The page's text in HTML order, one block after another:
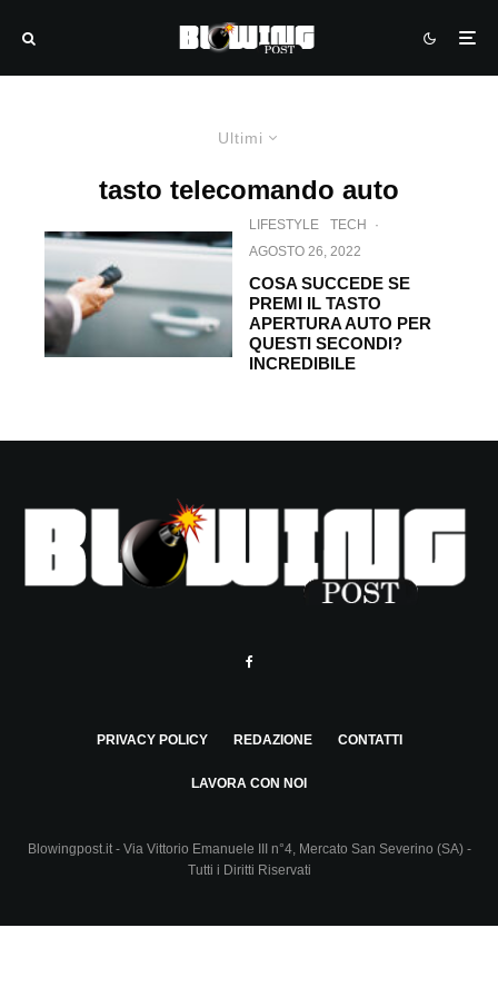
Ultimi
tasto telecomando auto
LIFESTYLE TECH
·
AGOSTO 26, 2022
COSA SUCCEDE SE
PREMI IL TASTO
APERTURA AUTO PER
QUESTI SECONDI?
INCREDIBILE
PRIVACY POLICY REDAZIONE CONTATTI
LAVORA CON NOI
Blowingpost.it - Via Vittorio Emanuele III n°4, Mercato San Severino (SA) -
Tutti i Diritti Riservati